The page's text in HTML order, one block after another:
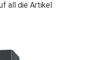
all die Artikel